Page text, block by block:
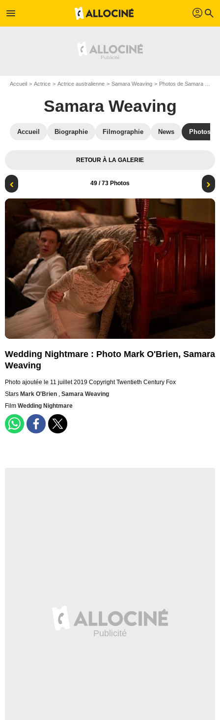
menu profil search
Accueil Actrice Actrice australienne Samara Weaving Photos de Samara Weaving
Samara Weaving
Accueil Biographie Filmographie News Photos
RETOUR À LA GALERIE
49 / 73 Photos
Wedding Nightmare : Photo Mark O'Brien, Samara
Weaving
Photo ajoutée le 11 juillet 2019 Copyright Twentieth Century Fox
Stars Mark O'Brien , Samara Weaving
Film Wedding Nightmare